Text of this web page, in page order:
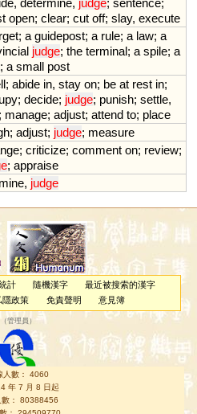
open; clear; cut off; slay, execute
; a guidepost; a rule; a law; a
judge; the terminal; a spile; a
; a small post
; abide in, stay on; be at rest in;
; decide; judge; punish; settle,
; manage; adjust; attend to; place
; adjust; judge; measure
; criticize; comment on; review;
; appraise
, judge
計 隨機漢字
最近被搜索的漢字
隱政策 免責聲明 意見簿
（管理員 ）
人數： 4060
年 7 月 8 日起
數： 80388456